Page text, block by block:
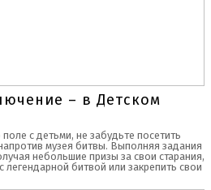
– в Детском
с детьми, не забудьте посетить
музея битвы. Выполняя задания
небольшие призы за свои старания,
легендарной битвой или закрепить свои